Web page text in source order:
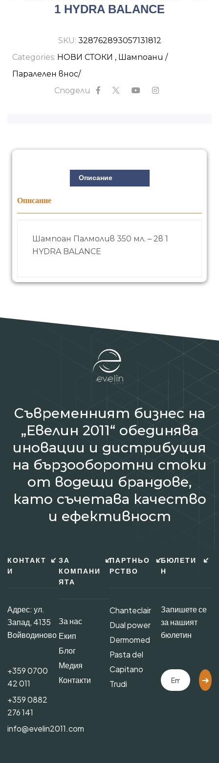
1 HYDRA BALANCE
SKU: 328762893057131812
Categories: НОВИ СТОКИ , Шампоани /
Паралелен внос/
Сподели
Описание
Описание
Шампоан Палмолив 350 мл. – 2в 1
HYDRA BALANCE
Съвременният бизнес на
„Евелин 2011“ обединява
иновации и дистрибуция
на бързооборотни стоки
от водещи брандове,
като съчетава качество
и ефективност
КОНТАКТ
И
Адрес: ул.
Запад, 4135
Войводиново
+359 0700
42 011
+359 0882
276 141
info@evelin2011.com
ЗА
КОМПАНИ
ЯТА
За нас
Екип
Блог
Медия
Контакти
ПАРТНЬО
РСТВО
Chanteclair
Dual power
Dermomed
Pasta del
Capitano
Trudi
БЮЛЕТИ
Н
Запишете се
за нашият
бюлетин